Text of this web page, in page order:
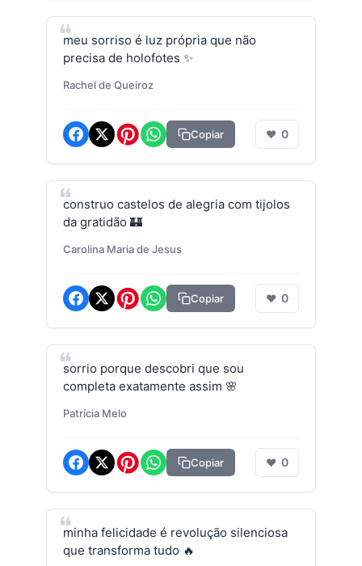
meu sorriso é luz própria que não
precisa de holofotes ✨
Rachel de Queiroz
Copiar ❤ 0
construo castelos de alegria com tijolos
da gratidão 🏰
Carolina Maria de Jesus
Copiar ❤ 0
sorrio porque descobri que sou
completa exatamente assim 🌸
Patrícia Melo
Copiar ❤ 0
minha felicidade é revolução silenciosa
que transforma tudo 🔥